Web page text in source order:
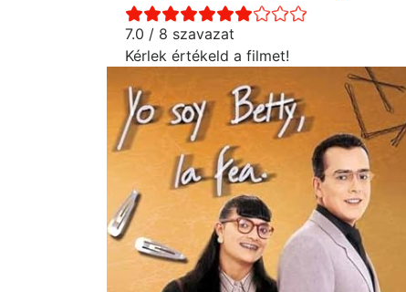
7.0 / 8 szavazat
Kérlek értékeld a filmet!